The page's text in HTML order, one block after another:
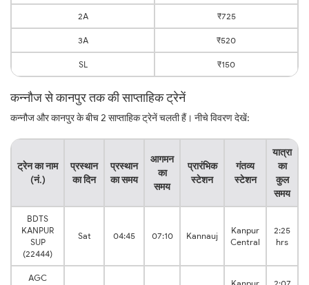
2A ₹725
3A ₹520
SL ₹150
कन्नौज से कानपुर तक की साप्ताहिक ट्रेनें
कन्नौज और कानपुर के बीच 2 साप्ताहिक ट्रेनें चलती हैं। नीचे विवरण देखें:
ट्रेन का नाम
(नं.)
प्रस्थान
का दिन
प्रस्थान
का समय
आगमन
का
समय
प्रारंभिक
स्टेशन
गंतव्य
स्टेशन
यात्रा
का
कुल
समय
BDTS
KANPUR
SUP
(22444)
Sat 04:45 07:10 Kannauj
Kanpur
Central
2:25
hrs
AGC